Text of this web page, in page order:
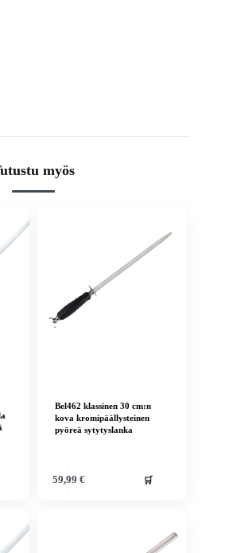
myös
Bel462 klassinen 30 cm:n
kova kromipäällysteinen
pyöreä sytytyslanka
59,99 € 🛒